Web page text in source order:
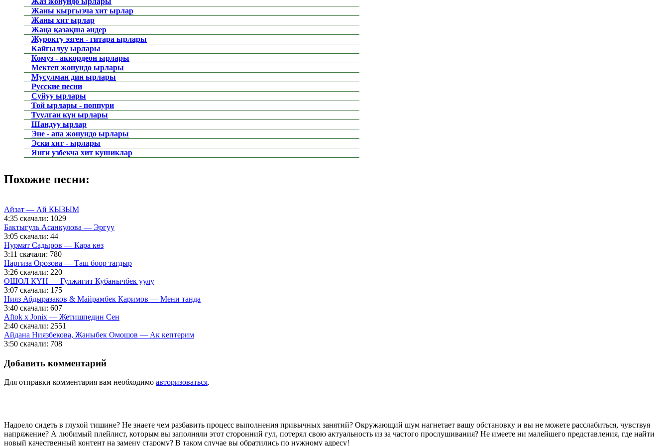
Жаны кыргызча хит ырлар
Жаны хит ырлар
Жаңа қазақша әндер
Журокту эзген - гитара ырлары
Кайгылуу ырлары
Комуз - аккордеон ырлары
Мектеп жонундо ырлары
Мусулман дин ырлары
Русские песни
Суйуу ырлары
Той ырлары - поппури
Туулган күн ырлары
Шандуу ырлар
Эне - апа жонундо ырлары
Эски хит - ырлары
Янги узбекча хит кушиклар
Похожие песни:
Айзат — Ай КЫЗЫМ
4:35 скачали: 1029
Бактыгуль Асанкулова — Эргуу
3:05 скачали: 44
Нурмат Садыров — Кара көз
3:11 скачали: 780
Наргиза Орозова — Таш боор тагдыр
3:26 скачали: 220
ОШОЛ КҮН — Гулжигит Кубанычбек уулу
3:07 скачали: 175
Нияз Абдыразаков & Майрамбек Каримов — Мени танда
3:40 скачали: 607
Aftok x Jonix — Жетишпедин Сен
2:40 скачали: 2551
Айдана Ниязбекова, Жаныбек Омошов — Ак кептерим
3:50 скачали: 708
Добавить комментарий
Для отправки комментария вам необходимо авторизоваться.
Надоело сидеть в глухой тишине? Не знаете чем разбавить процесс выполнения привычных занятий? Окружающий шум нагнетает вашу обстановку и вы не можете расслабиться, чувствуя
напряжение? А любимый плейлист, которым вы заполняли этот сторонний гул, потерял свою актуальность из за частого прослушивания? Не имеете ни малейшего представления, где найти
новый качественный контент на замену старому? В таком случае вы обратились по нужному адресу!